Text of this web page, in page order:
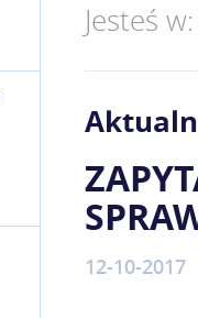
Jesteś
12-10-2017